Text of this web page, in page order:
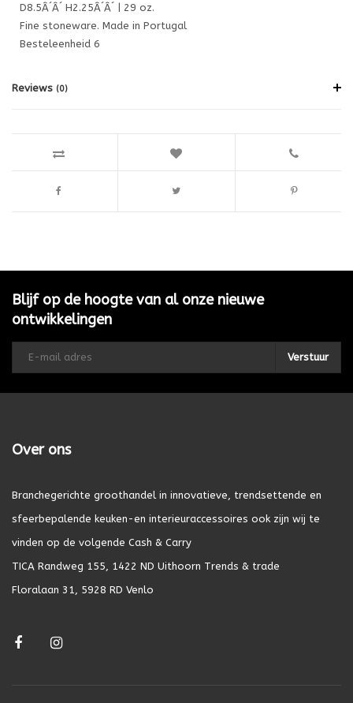
D8.5Â´Â´ H2.25Â´Â´ | 29 oz.
Fine stoneware. Made in Portugal
Besteleenheid 6
Reviews (0)
Blijf op de hoogte van al onze nieuwe
ontwikkelingen
Verstuur
Over ons
Branchegerichte groothandel in innovatieve, trendsettende en
sfeerbepalende keuken-en interieuraccessoires ook zijn wij te
vinden op de volgende Cash & Carry
TICA Randweg 155, 1422 ND Uithoorn Trends & trade
Floralaan 31, 5928 RD Venlo